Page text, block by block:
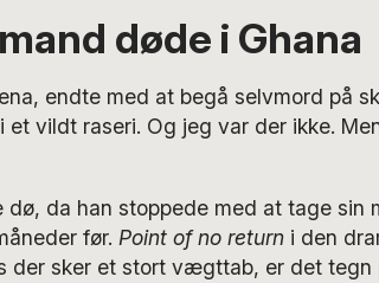
døde i Ghana
endte med at begå selvmord på
et vildt raseri. Og jeg var der ikke.
da han stoppede med at tage sin
før. Point of no returni den
der sker et stort vægttab, er det tegn